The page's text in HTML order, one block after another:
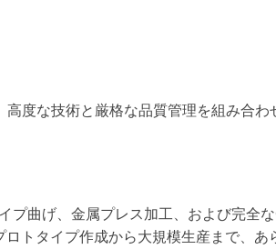
高度な技術と厳格な品質管理を組み合
曲げ、金属プレス加工、および完全
ロトタイプ作成から大規模生産まで、